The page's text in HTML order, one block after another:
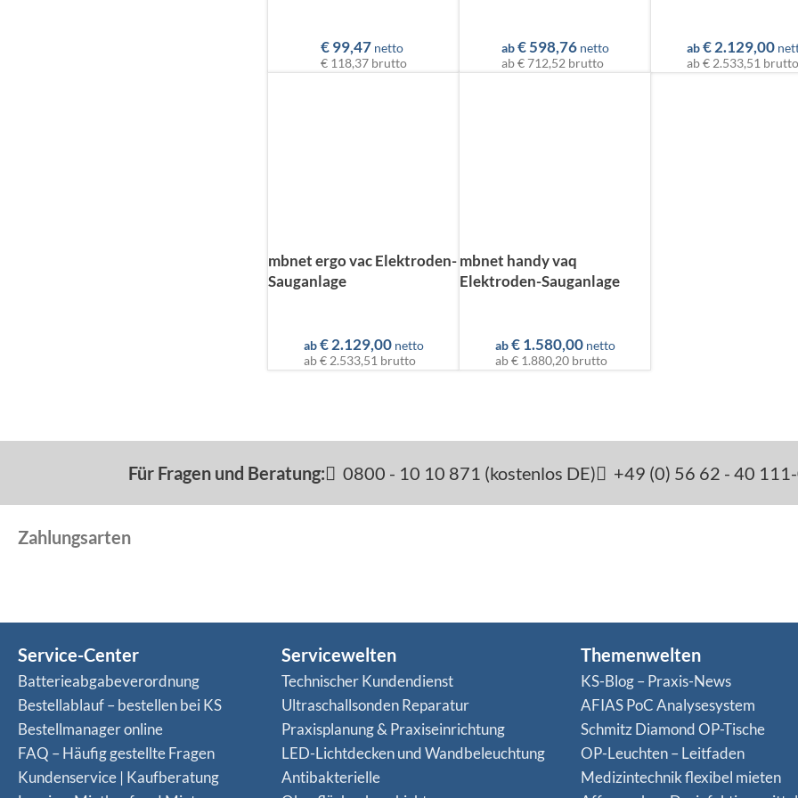
€99,47 netto
€ 118,37 brutto
ab €598,76 netto
ab€ 712,52 brutto
ab €2.129,00
ab€ 2.533,51 brutto
mbnet ergo vac Elektroden-
Sauganlage
ab €2.129,00 netto
ab€ 2.533,51 brutto
mbnet handy vaq
Elektroden-Sauganlage
ab €1.580,00 netto
ab€ 1.880,20 brutto
Für Fragen und Beratung: 0800 - 10 10 871 (kostenlos DE) +49 (0) 56 62 - 40
Zahlungsarten
Service-Center
Batterieabgabeverordnung
Bestellablauf – bestellen bei KS
Bestellmanager online
FAQ – Häufig gestellte Fragen
Kundenservice | Kaufberatung
Servicewelten
Technischer Kundendienst
Ultraschallsonden Reparatur
Praxisplanung & Praxiseinrichtung
LED-Lichtdecken und Wandbeleuchtung
Antibakterielle
Themenwelten
KS-Blog – Praxis-News
AFIAS PoC Analysesystem
Schmitz Diamond OP-Tische
OP-Leuchten – Leitfaden
Medizintechnik flexibel mieten